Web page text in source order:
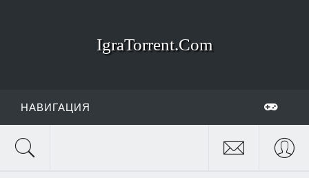
IgraTorrent.Com
НАВИГАЦИЯ